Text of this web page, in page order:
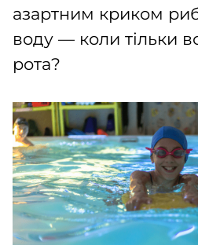
азартним криком
воду — коли тільки
рота?